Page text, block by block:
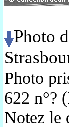
Photo
Photo
622 n°?
Notez le